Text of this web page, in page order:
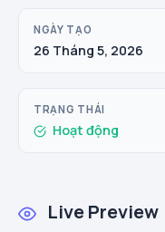
NGÀY TẠO
26 Tháng 5, 2026
TRẠNG THÁI
Hoạt động
Live Preview